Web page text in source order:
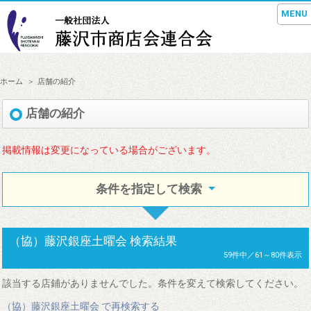
MENU
ホーム 店舗の紹介
店舗の紹介
掲載情報は変更になっている場合がございます。
条件を指定して検索
（協）藤沢銀座土曜会 検索結果
59件中／61～80件表示
該当する店鋪がありませんでした。条件を変えて検索してください。
（協）藤沢銀座土曜会 で再検索する